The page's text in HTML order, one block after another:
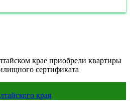
крае приобрели квартиры
сертификата
края